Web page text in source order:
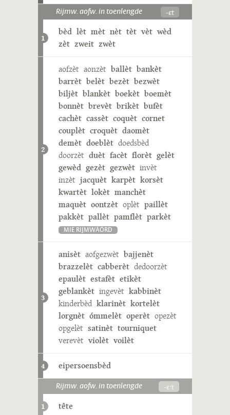
Rijmw. aofw. in toenlengde -ɛt
1
bèd lèt mèt nèt tèt vèt wèd
zèt zweit zwèt
2
aofzèt aonzèt ballèt bankèt
barrèt belèt bezèt bezwèt
biljèt blankèt boekèt boemèt
bonnèt brevèt brikèt bufèt
cachèt cassèt coquèt cornet
couplèt croquèt daomèt
demèt doeblèt doedsbèd
doorzèt duèt facèt florèt gelèt
gewèd gezèt gezwèt invèt
inzèt jacquèt karpèt korsèt
kwartèt lokèt manchèt
maquèt oontzèt oplèt paillèt
pakkèt pallèt pamflèt parkèt
MIE RIJMWÄÖRD
3
anisèt aofgezwèt bajjenèt
brazzelèt cabberèt dedoorzèt
epaulèt estafèt etikèt
geblankèt ingevèt kabbinèt
kinderbèd klarinèt kortelèt
lorgnèt ómmelèt operèt opezèt
opgelèt satinèt tourniquet
verevèt violèt voilèt
4 eipersoensbèd
Rijmw. aofw. in toenlengde -ɛˑt
1 tête